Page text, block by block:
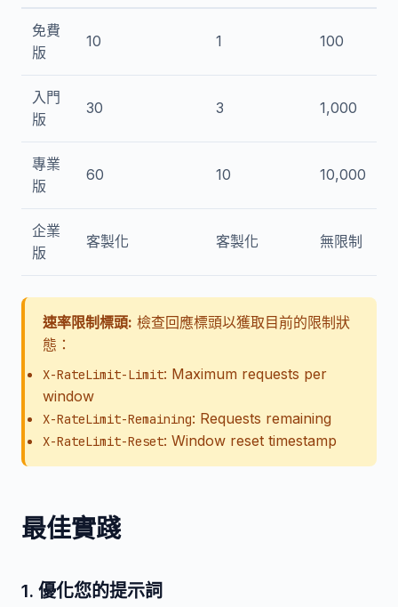
免費
版
10 1 100
入門
版
30 3 1,000
專業
版
60 10 10,000
企業
版
客製化 客製化 無限制
速率限制標頭: 檢查回應標頭以獲取目前的限制狀
態：
X-RateLimit-Limit: Maximum requests per
window
X-RateLimit-Remaining: Requests remaining
X-RateLimit-Reset: Window reset timestamp
最佳實踐
1. 優化您的提示詞